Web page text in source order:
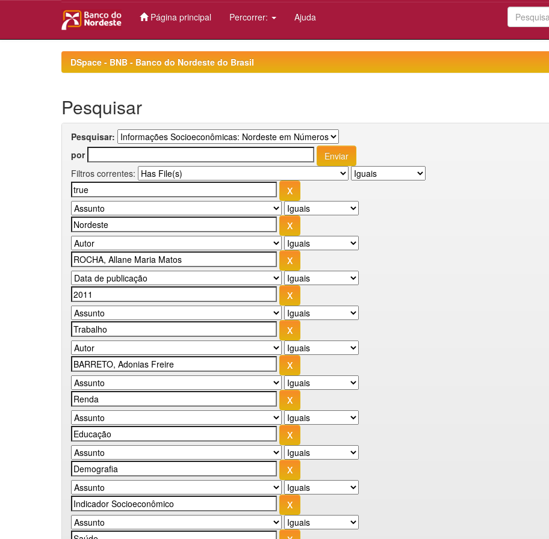
Página principal Percorrer: Ajuda
DSpace - BNB - Banco do Nordeste do Brasil
Pesquisar
Pesquisar:
por
Filtros correntes: